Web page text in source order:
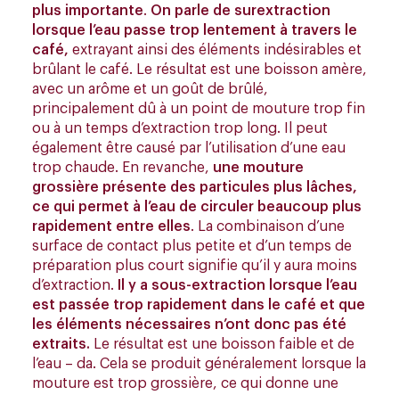
plus importante. On parle de surextraction
lorsque l’eau passe trop lentement à travers le
café, extrayant ainsi des éléments indésirables et
brûlant le café. Le résultat est une boisson amère,
avec un arôme et un goût de brûlé,
principalement dû à un point de mouture trop fin
ou à un temps d’extraction trop long. Il peut
également être causé par l’utilisation d’une eau
trop chaude. En revanche, une mouture
grossière présente des particules plus lâches,
ce qui permet à l’eau de circuler beaucoup plus
rapidement entre elles. La combinaison d’une
surface de contact plus petite et d’un temps de
préparation plus court signifie qu’il y aura moins
d’extraction.
Il y a sous-extraction lorsque l’eau
est passée trop rapidement dans le café et que
les éléments nécessaires n’ont donc pas été
extraits. Le résultat est une boisson faible et de
l’eau – da. Cela se produit généralement lorsque la
mouture est trop grossière, ce qui donne une